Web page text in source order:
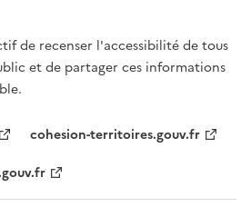
de recenser l'accessibilité de tous
et de partager ces informations
cohesion-territoires.gouv.fr